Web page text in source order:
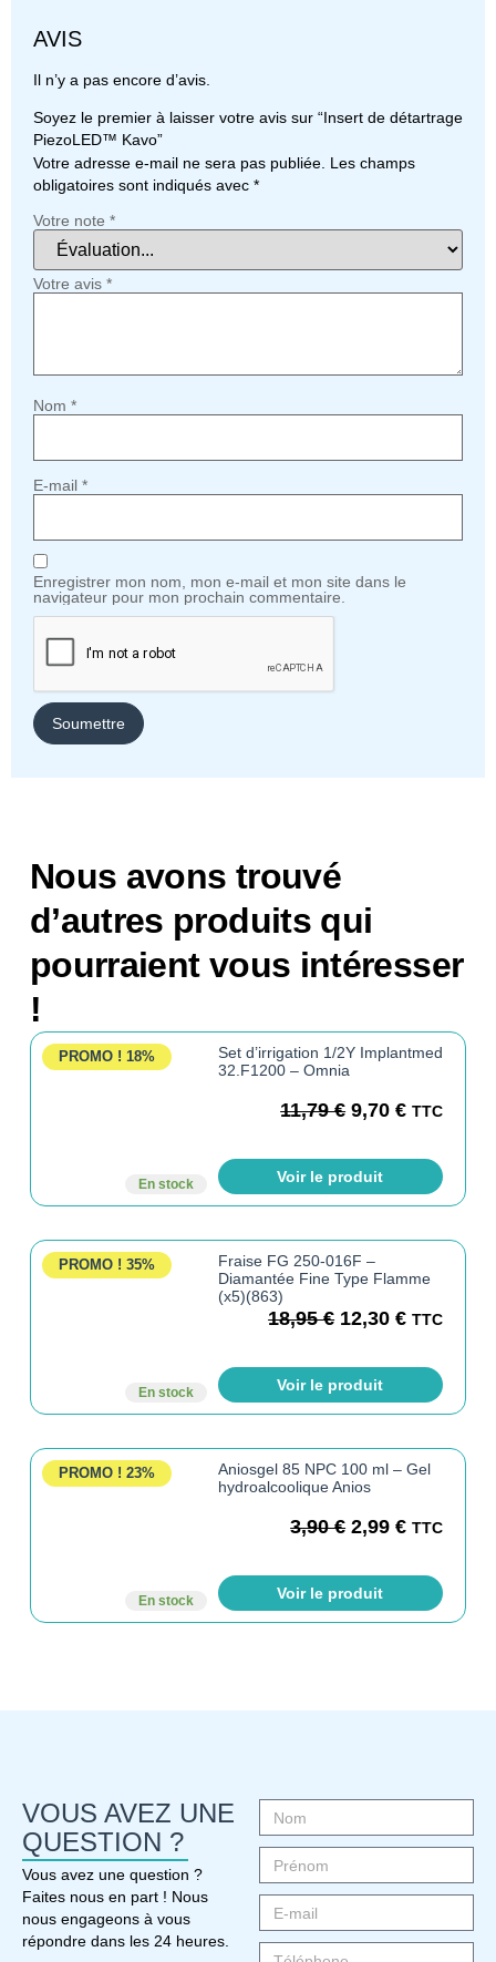
AVIS
Il n’y a pas encore d’avis.
Soyez le premier à laisser votre avis sur “Insert de détartrage
PiezoLED™ Kavo”
Votre adresse e-mail ne sera pas publiée. Les champs
obligatoires sont indiqués avec *
Votre note *
Votre avis *
Nom *
E-mail *
Enregistrer mon nom, mon e-mail et mon site dans le
navigateur pour mon prochain commentaire.
Nous avons trouvé
d’autres produits qui
pourraient vous intéresser
!
PROMO ! 18%
En stock
Set d’irrigation 1/2Y Implantmed
32.F1200 – Omnia
11,79€ 9,70€ TTC
Voir le produit
PROMO ! 35%
En stock
Fraise FG 250-016F –
Diamantée Fine Type Flamme
(x5)(863)
18,95€ 12,30€ TTC
Voir le produit
PROMO ! 23%
En stock
Aniosgel 85 NPC 100 ml – Gel
hydroalcoolique Anios
3,90€ 2,99€ TTC
Voir le produit
VOUS AVEZ UNE
QUESTION ?
Vous avez une question ?
Faites nous en part ! Nous
nous engageons à vous
répondre dans les 24 heures.